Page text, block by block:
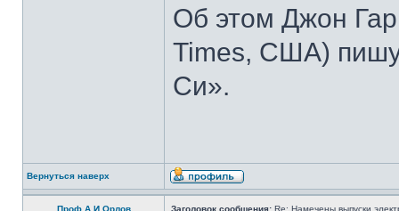
Об этом Джон
Times, США)
Си».
Вернуться наверх
Проф.А.И.Орлов Заголовок сообщения: Re: Намечены выпуски